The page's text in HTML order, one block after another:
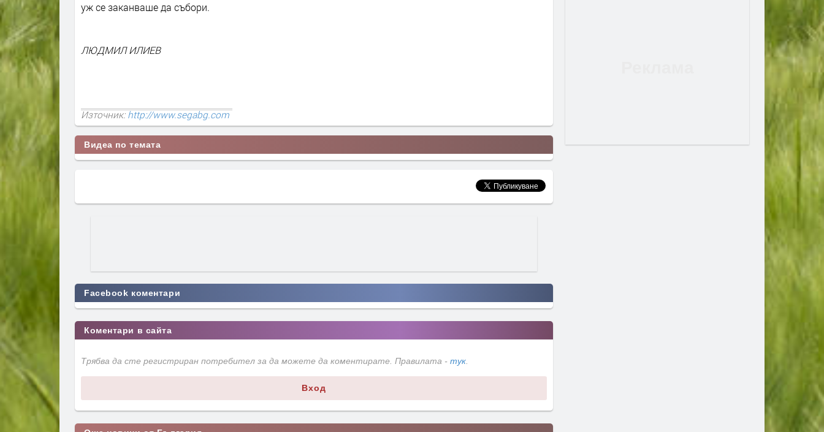
уж се заканваше да събори.
ЛЮДМИЛ ИЛИЕВ
Източник:http://www.segabg.com
Видеа по темата
Facebook коментари
Коментари в сайта
Трябва да сте регистриран потребител за да можете да коментирате. Правилата - тук.
Вход